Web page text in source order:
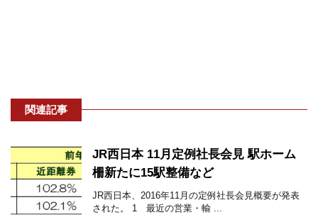
関連記事
JR西日本 11月定例社長会見 駅ホーム
柵新たに15駅整備など
JR西日本、2016年11月の定例社長会見概要が発表
された。 1 最近の営業・輸 ...